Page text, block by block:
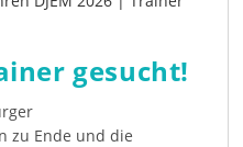
gesucht!
zu Ende und die